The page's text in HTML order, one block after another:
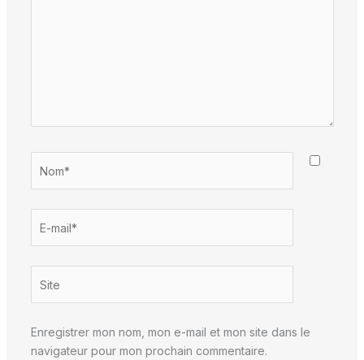
mail*
Enregistrer mon nom, mon e-mail et mon site dans le
navigateur pour mon prochain commentaire.